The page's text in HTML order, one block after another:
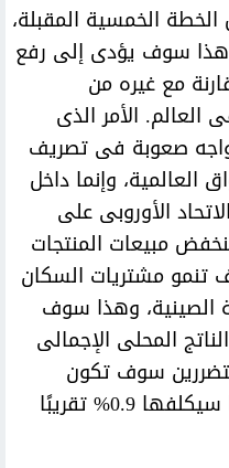
الخمسية المقبلة،
سوف يؤدى إلى رفع
مع غيره من
العالم. الأمر الذى
صعوبة فى تصريف
وإنما داخل
الأوروبى على
مبيعات المنتجات
تنمو مشتريات السكان
الصينية، وهذا سوف
0.6% من الناتج المحلى الإجمالى
المتضررين سوف تكون
صناعة السيارات فى ألمانيا، ما سيكلفها 0.9% تقريبًا